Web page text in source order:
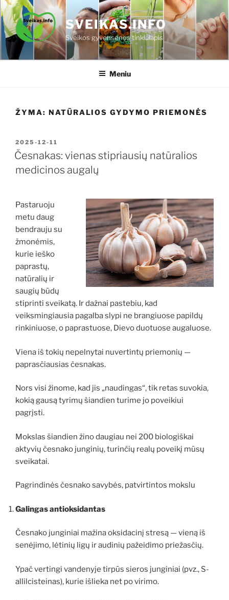
Eiti
prie
turinio
SVEIKAS.INFO
Sveikos gyvensenos tinklalapis
Meniu
ŽYMA: NATŪRALIOS GYDYMO PRIEMONĖS
PASKELBTA
2025-12-11
Česnakas: vienas stipriausių natūralios
medicinos augalų
Pastaruoju
metu daug
bendrauju su
žmonėmis,
kurie ieško
paprastų,
natūralių ir
saugių būdų
stiprinti sveikatą. Ir dažnai pastebiu, kad
veiksmingiausia pagalba slypi ne brangiuose papildų
rinkiniuose, o paprastuose, Dievo duotuose augaluose.
Viena iš tokių nepelnytai nuvertintų priemonių —
paprasčiausias česnakas.
Nors visi žinome, kad jis „naudingas“, tik retas suvokia,
kokią gausą tyrimų šiandien turime jo poveikiui
pagrįsti.
Mokslas šiandien žino daugiau nei 200 biologiškai
aktyvių česnako junginių, turinčių realų poveikį mūsų
sveikatai.
Pagrindinės česnako savybės, patvirtintos mokslu
Galingas antioksidantas
Česnako junginiai mažina oksidacinį stresą — vieną iš
senėjimo, lėtinių ligų ir audinių pažeidimo priežasčių.
Ypač vertingi vandenyje tirpūs sieros junginiai (pvz., S-
allilcisteinas), kurie išlieka net po virimo.